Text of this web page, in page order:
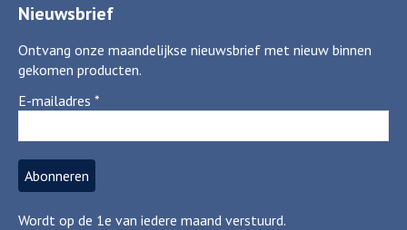
Nieuwsbrief
Ontvang onze maandelijkse nieuwsbrief met nieuw binnen
gekomen producten.
E-mailadres *
Wordt op de 1e van iedere maand verstuurd.